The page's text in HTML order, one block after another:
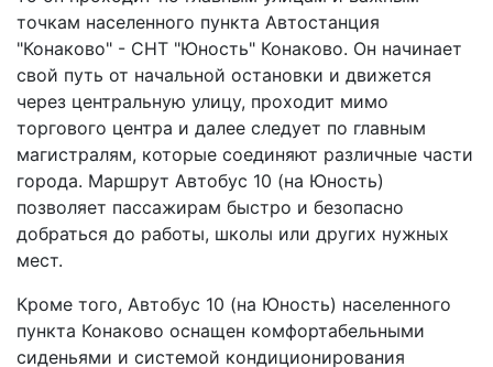
точкам населенного пункта Автостанция
"Конаково" - СНТ "Юность" Конаково. Он начинает
свой путь от начальной остановки и движется
через центральную улицу, проходит мимо
торгового центра и далее следует по главным
магистралям, которые соединяют различные части
города. Маршрут Автобус 10 (на Юность)
позволяет пассажирам быстро и безопасно
добраться до работы, школы или других нужных
мест.
Кроме того, Автобус 10 (на Юность) населенного
пункта Конаково оснащен комфортабельными
сиденьями и системой кондиционирования